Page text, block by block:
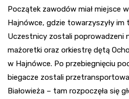
Początek zawodów miał miejsce
Hajnówce, gdzie towarzyszyły im
Uczestnicy zostali poprowadzeni
mażoretki oraz orkiestrę dętą
w Hajnówce. Po przebiegnięciu
biegacze zostali
Białowieża – tam rozpoczęła się